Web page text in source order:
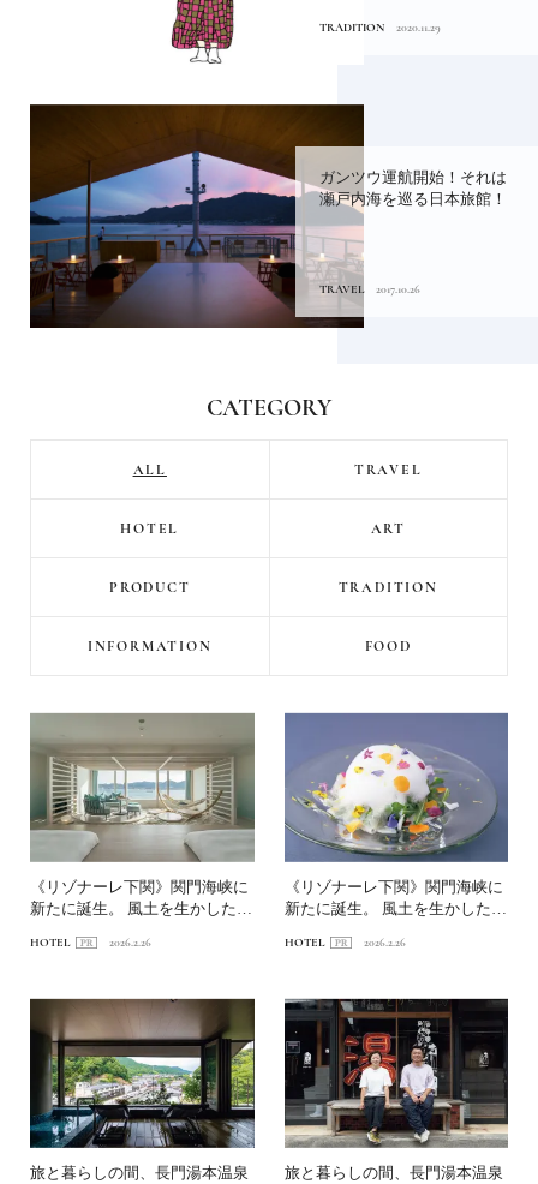
TRADITION 2020.11.29
ガンツウ運航開始！それは
瀬戸内海を巡る日本旅館！
TRAVEL 2017.10.26
CATEGORY
ALL TRAVEL
HOTEL ART
PRODUCT TRADITION
INFORMATION FOOD
《リゾナーレ下関》関門海峡に
新たに誕生。 風土を生かした絶
HOTEL 2026.2.26
《リゾナーレ下関》関門海峡に
新たに誕生。 風土を生かした絶
HOTEL 2026.2.26
旅と暮らしの間、長門湯本温泉
旅と暮らしの間、長門湯本温泉